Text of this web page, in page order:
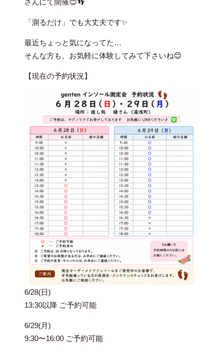
「測るだけ」でも大丈夫です✨
最近ちょっと気になってた…
そんな方も、お気軽に体験してみて下さいね😊
【現在の予約状況】
6/28(日)
13:30以降 ご予約可能
6/29(月)
9:30〜16:00 ご予約可能